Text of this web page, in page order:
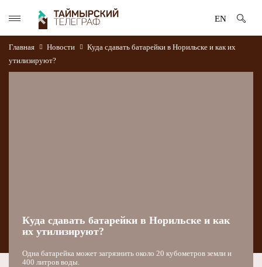
EN
Главная Новости
Куда сдавать батарейки в Норильске и как их
утилизируют?
Куда сдавать батарейки в Норильске и как
их утилизируют?
Одна батарейка может загрязнить около 20 кубометров земли и
400 литров воды.